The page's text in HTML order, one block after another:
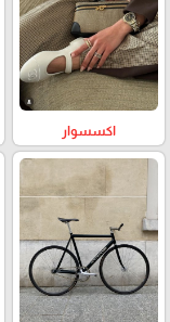
اكسسوار